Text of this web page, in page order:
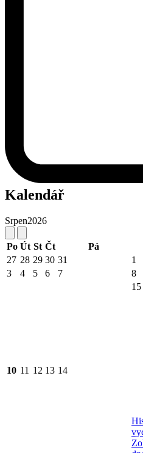
Kalendář
Srpen2026
Po Út St Čt Pá
27 28 29 30 31 1
3
4 5 6 7 8
10 11 12 13 14
15